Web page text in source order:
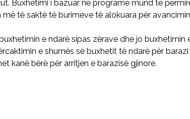
Buxhetimi i bazuar në programe mund të
të saktë të burimeve të alokuara për
e ndarë sipas zërave dhe jo buxhetimin
e shumës së buxhetit të ndarë për
kanë bërë për arritjen e barazisë gjinore.